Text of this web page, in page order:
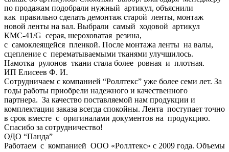
по продажам подобрали нужный артикул, объяснили
как правильно сделать демонтаж старой ленты, монтаж
новой ленты на вал. Выбрали самый ходовой артикул
КМС-41/G серая, шероховатая резина,
с самоклеящейся пленкой. После монтажа ленты на валы,
сцепление с перематываемыми тканями улучшилось.
Намотка рулонов ткани стала более ровная и плотная.
ИП Елисеев Ф. И.
Сотрудничаем с компанией “Роллтекс” уже более семи лет. За
годы работы приобрели надежного и качественного
партнера. За качество поставляемой нам продукции и
комплектации заказа всегда спокойны. Лента поступает точно
в срок вместе с оригиналами документов на продукцию.
Спасибо за сотрудничество!
ОДО “Панда”
Работаем с компанией ООО «Роллтекс» с 2009 года. Объемы